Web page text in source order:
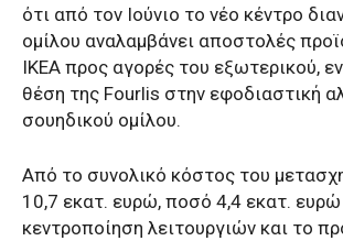
ότι από τον Ιούνιο το νέο κέντρο
ομίλου αναλαμβάνει αποστολές
IKEA προς αγορές του εξωτερικού,
θέση της Fourlis στην εφοδιαστική
σουηδικού ομίλου.
Από το συνολικό κόστος του
10,7 εκατ. ευρώ, ποσό 4,4 εκατ.
κεντροποίηση λειτουργιών και το